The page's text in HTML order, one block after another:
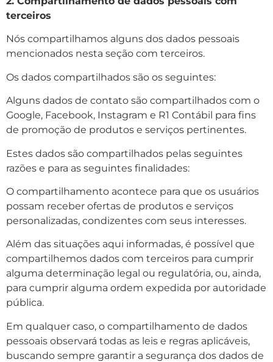
terceiros
Nós compartilhamos alguns dos dados pessoais
mencionados nesta seção com terceiros.
Os dados compartilhados são os seguintes:
Alguns dados de contato são compartilhados com o
Google, Facebook, Instagram e R1 Contábil para fins
de promoção de produtos e serviços pertinentes.
Estes dados são compartilhados pelas seguintes
razões e para as seguintes finalidades:
O compartilhamento acontece para que os usuários
possam receber ofertas de produtos e serviços
personalizadas, condizentes com seus interesses.
Além das situações aqui informadas, é possível que
compartilhemos dados com terceiros para cumprir
alguma determinação legal ou regulatória, ou, ainda,
para cumprir alguma ordem expedida por autoridade
pública.
Em qualquer caso, o compartilhamento de dados
pessoais observará todas as leis e regras aplicáveis,
buscando sempre garantir a segurança dos dados de